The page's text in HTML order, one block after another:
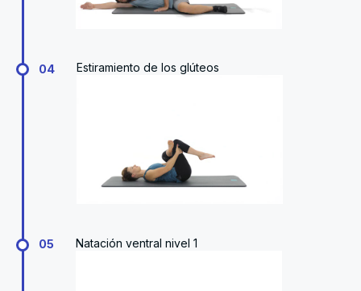
04 Estiramiento de los glúteos
05 Natación ventral nivel 1